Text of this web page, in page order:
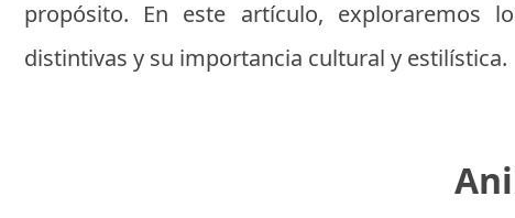
propósito. En este artículo, exploraremos
distintivas y su importancia cultural y estilística.